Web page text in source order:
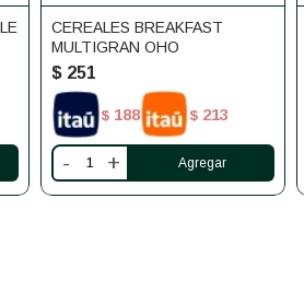
CEREALES BREAKFAST
MULTIGRAN OHO
$ 251
$ 188 $ 213
- +